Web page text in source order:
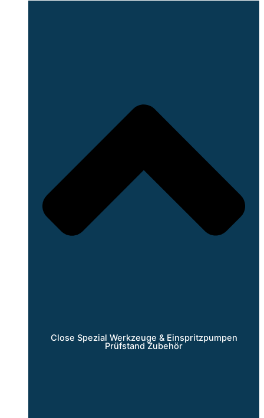
Close Spezial Werkzeuge & Einspritzpumpen
Prüfstand Zubehör